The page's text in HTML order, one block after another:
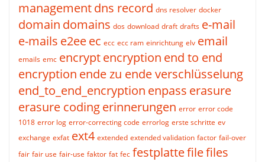
managementdns record dns resolver docker
domain domains dos download draft drafts e-mail
e-mails e2eeec ecc ecc ram einrichtung elv email
emails emc encryptencryption end to end
encryption ende zu ende verschlüsselung
end_to_end_encryption enpass erasure
erasure codingerinnerungen error error code
1018 error log error-correcting code errorlog erste schritte ev
exchange exfat ext4 extended extended validation factor fail-over
fair fair use fair-use faktor fat fec festplattefilefiles